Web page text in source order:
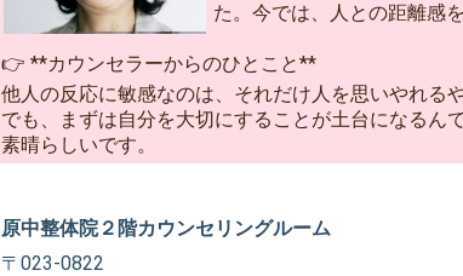
た。今では、人との距離感
👉 **カウンセラーからのひとこと**
他人の反応に敏感なのは、それだけ人を思いやれる
でも、まずは自分を大切にすることが土台になるん
素晴らしいです。
原中整体院２階カウンセリングルーム
〒023-0822